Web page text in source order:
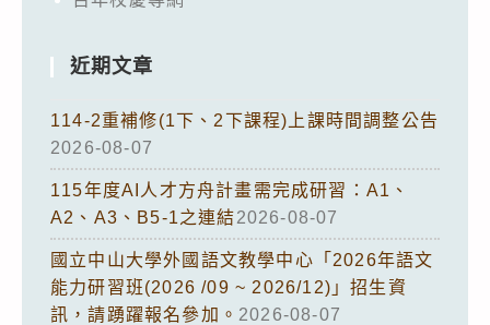
近期文章
114-2重補修(1下、2下課程)上課時間調整公告
2026-08-07
115年度AI人才方舟計畫需完成研習：A1、
A2、A3、B5-1之連結2026-08-07
國立中山大學外國語文教學中心「2026年語文
能力研習班(2026 /09 ~ 2026/12)」招生資
訊，請踴躍報名參加。 2026-08-07